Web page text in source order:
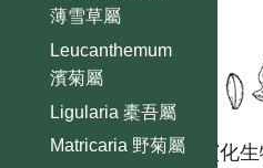
薄雪草屬
Leucanthemum
濱菊屬
Ligularia 橐吾屬
Matricaria 野菊屬
國立台灣大學生態學與演化